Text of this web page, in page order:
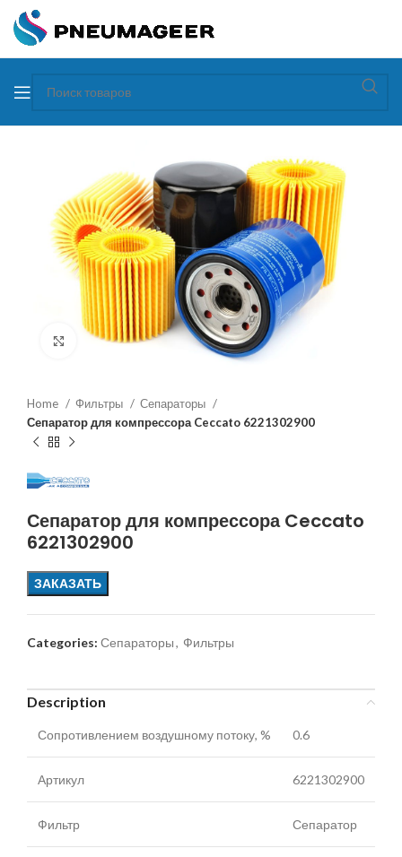
Увеличить
Home Фильтры
Сепараторы
Сепаратор для компрессора Ceccato 6221302900
Сепаратор для компрессора Ceccato
6221302900
ЗАКАЗАТЬ
Categories: Сепараторы, Фильтры
Description
Сопротивлением воздушному потоку, % 0.6
Артикул 6221302900
Фильтр Сепаратор